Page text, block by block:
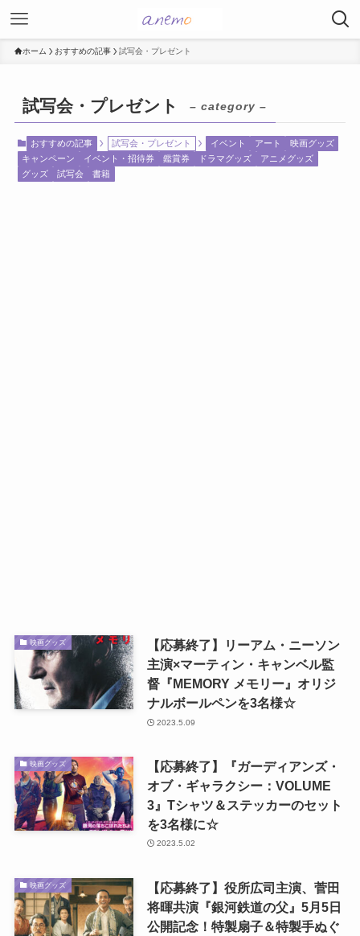
ホーム おすすめの記事 試写会・プレゼント
試写会・プレゼント – category –
おすすめの記事 試写会・プレゼント イベント アート
映画グッズ
キャンペーン
イベント・招待券 鑑賞券 ドラマグッズ
アニメグッズ
グッズ
試写会 書籍
映画グッズ
【応募終了】リーアム・ニーソン
主演×マーティン・キャンベル監
督『MEMORY メモリー』オリジ
ナルボールペンを3名様☆
2023.5.09
映画グッズ
【応募終了】『ガーディアンズ・
オブ・ギャラクシー：VOLUME
3』Tシャツ＆ステッカーのセット
を3名様に☆
2023.5.02
映画グッズ
【応募終了】役所広司主演、菅田
将暉共演『銀河鉄道の父』5月5日
公開記念！特製扇子＆特製手ぬぐ